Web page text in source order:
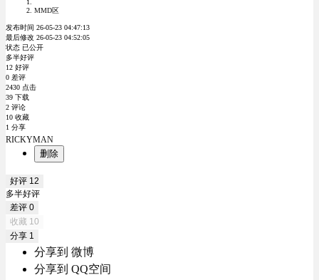
MMD区
发布时间 26-05-23 04:47:13
最后修改 26-05-23 04:52:05
状态 已公开
多半好评
12 好评
0 差评
2430 点击
39 下载
2 评论
10 收藏
1 分享
RICKYMAN
删除
好评 12
多半好评
差评 0
收藏 10
分享 1
分享到 微博
分享到 QQ空间